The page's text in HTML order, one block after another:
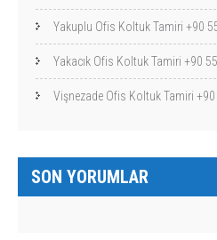
Yakuplu Ofis Koltuk Tamiri +90
Yakacık Ofis Koltuk Tamiri +90
Vişnezade Ofis Koltuk Tamiri
SON YORUMLAR